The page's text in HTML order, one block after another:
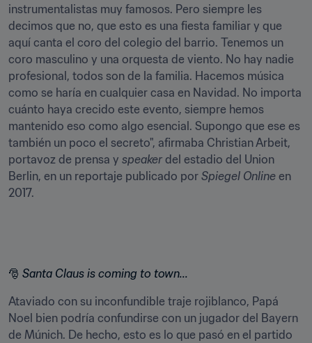
instrumentalistas muy famosos. Pero siempre les
decimos que no, que esto es una fiesta familiar y que
aquí canta el coro del colegio del barrio. Tenemos un
coro masculino y una orquesta de viento. No hay nadie
profesional, todos son de la familia. Hacemos música
como se haría en cualquier casa en Navidad. No importa
cuánto haya crecido este evento, siempre hemos
mantenido eso como algo esencial. Supongo que ese es
también un poco el secreto", afirmaba Christian Arbeit,
portavoz de prensa y speaker del estadio del Union
Berlin, en un reportaje publicado por Spiegel Online en
2017.
🎅 Santa Claus is coming to town...
Ataviado con su inconfundible traje rojiblanco, Papá
Noel bien podría confundirse con un jugador del Bayern
de Múnich. De hecho, esto es lo que pasó en el partido